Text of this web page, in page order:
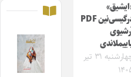
درگیسی‌نین PDF
چهارشنبه ۳۱ تیر